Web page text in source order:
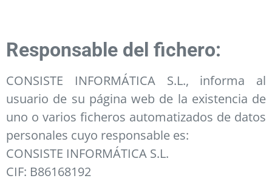
Responsable del fichero:
CONSISTE INFORMÁTICA S.L., informa al
usuario de su página web de la existencia de
uno o varios ficheros automatizados de datos
personales cuyo responsable es:
CONSISTE INFORMÁTICA S.L.
CIF: B86168192